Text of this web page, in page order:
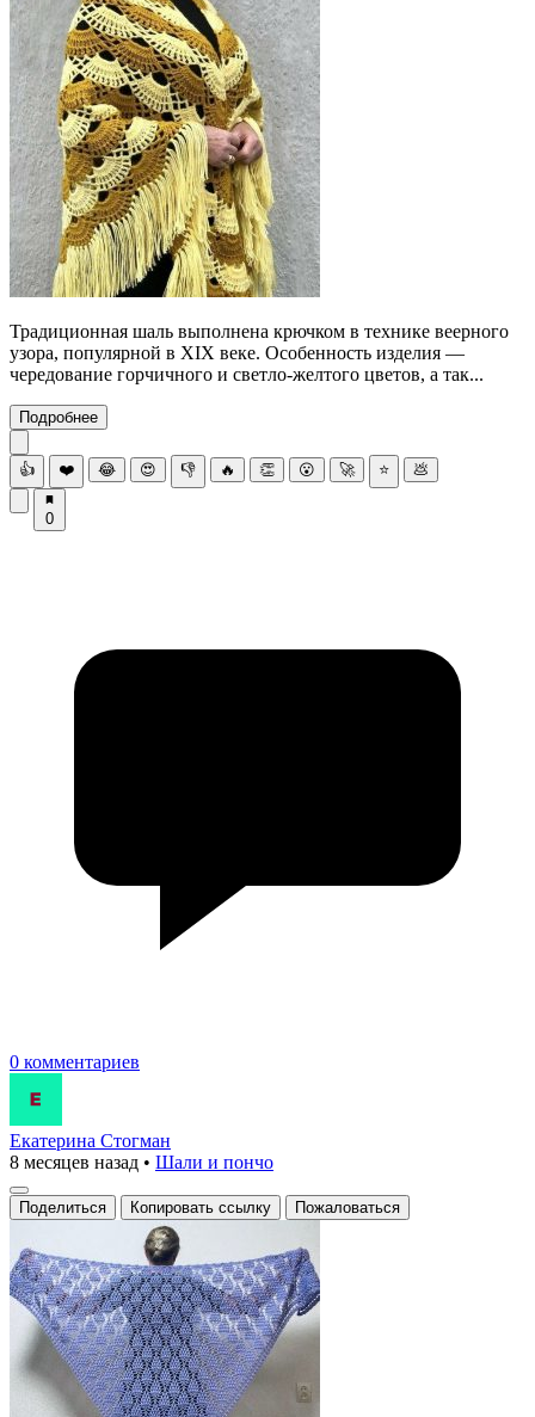
Традиционная шаль выполнена крючком в технике веерного
узора, популярной в XIX веке. Особенность изделия —
чередование горчичного и светло-желтого цветов, а так...
Подробнее
👍 ❤️ 😂 😍 👎 🔥 👏 😮 🚀 ⭐ 💩
0
0 комментариев
Екатерина Стогман
8 месяцев назад • Шали и пончо
Поделиться Копировать ссылку Пожаловаться